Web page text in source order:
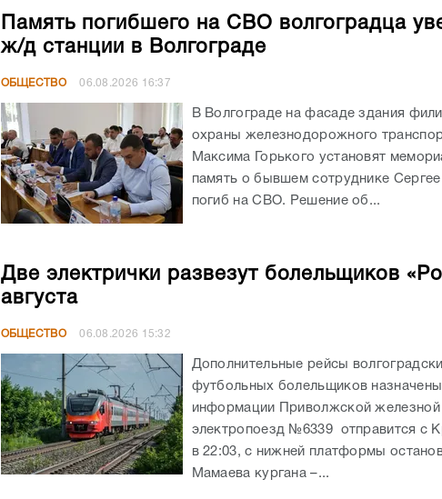
Память погибшего на СВО волгоградца
ж/д станции в Волгограде
ОБЩЕСТВО 06.08.2026 16:37
В Волгограде на фасаде здания
охраны железнодорожного
Максима Горького установят
память о бывшем сотруднике
погиб на СВО. Решение об...
Две электрички развезут болельщиков
августа
ОБЩЕСТВО 06.08.2026 15:32
Дополнительные рейсы
футбольных болельщиков назначены
информации Приволжской железной
электропоезд №6339 отправится с
в 22:03, с нижней платформы
Мамаева кургана –...